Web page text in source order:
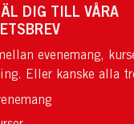
DIG TILL VÅRA
evenemang,
Eller kanske alla